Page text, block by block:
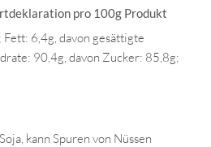
pro 100g Produkt
6,4g, davon gesättigte
90,4g, davon Zucker: 85,8g;
kann Spuren von Nüssen